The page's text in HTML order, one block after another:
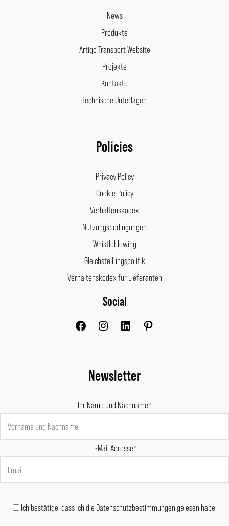
News
Produkte
Artigo Transport Website
Projekte
Kontakte
Technische Unterlagen
Policies
Privacy Policy
Cookie Policy
Verhaltenskodex
Nutzungsbedingungen
Whistleblowing
Gleichstellungspolitik
Verhaltenskodex für Lieferanten
Social
FacebookInstagram
Newsletter
Ihr Name und Nachname*
E-Mail Adresse*
Ich bestätige, dass ich die Datenschutzbestimmungen gelesen habe.